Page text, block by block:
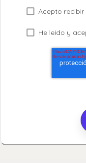
Acepto
He leído y